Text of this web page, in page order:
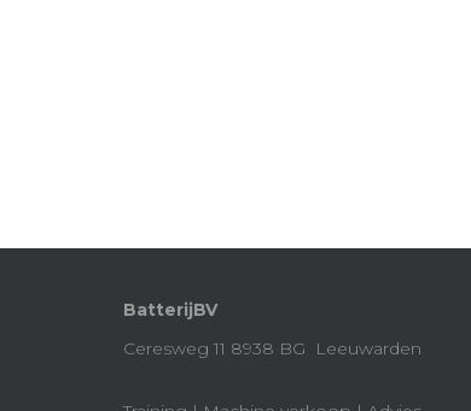
BatterijBV
Ceresweg 11 8938 BG Leeuwarden